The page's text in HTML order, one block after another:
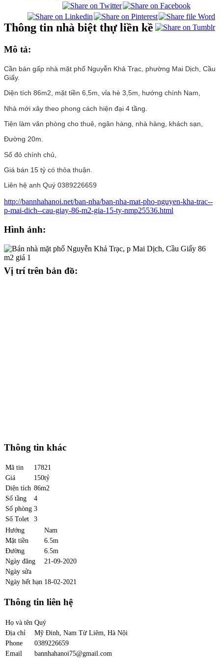
Thông tin nhà biệt thự liền kề
Mô tả:
Cần bán gấp nhà mặt phố Nguyễn Khả Trạc, phường Mai Dịch, Cầu
Giấy.
Diện tích 86m2, mặt tiền 6,5m, vỉa hè 3,5m, hướng chính Nam,
Nhà mới xây theo phong cách hiện đại 4 tầng.
Tiện làm văn phòng cho thuê, ngân hàng, nhà hàng, khách sạn,
Đường 20m.
Sổ đỏ chính chủ,
Giá bán 15 tỷ có thỏa thuận.
Liên hệ anh Quý 0389226659
http://bannhahanoi.net/ban-nha/ban-nha-mat-pho-nguyen-kha-trac--
p-mai-dich--cau-giay-86-m2-gia-15-ty-nmp25536.html
Hình ảnh:
Vị trí trên bản đồ:
Thông tin khác
Mã tin
17821
Giá
150tỷ
Diện tích 86m2
Số tầng
4
Số phòng 3
Số Tolet
3
Hướng
Nam
Mặt tiền
6.5m
Đường
6.5m
Ngày đăng
21-09-2020
Ngày sửa
Ngày hết hạn 18-02-2021
Thông tin liên hệ
Họ và tên Quý
Địa chỉ
Mỹ Đinh, Nam Từ Liêm, Hà Nội
Phone
0389226659
Email
bannhahanoi75@gmail.com